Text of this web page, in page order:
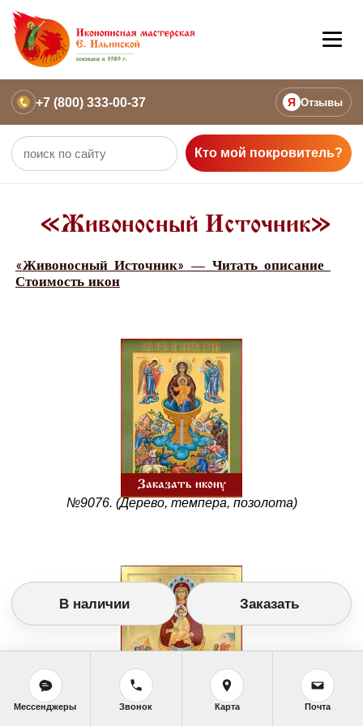
+7 (800) 333-00-37 Я Отзывы
Кто мой покровитель?
«Живоносный Источник»
«Живоносный Источник» — Читать описание
Стоимость икон
Заказать икону
№9076. (Дерево, темпера, позолота)
Заказать икону
В наличии Заказать
Мессенджеры Звонок Карта Почта